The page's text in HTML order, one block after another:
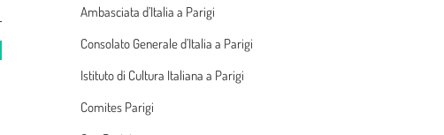
Ambasciata d’Italia a Parigi
Consolato Generale d’Italia a Parigi
Istituto di Cultura Italiana a Parigi
Comites Parigi